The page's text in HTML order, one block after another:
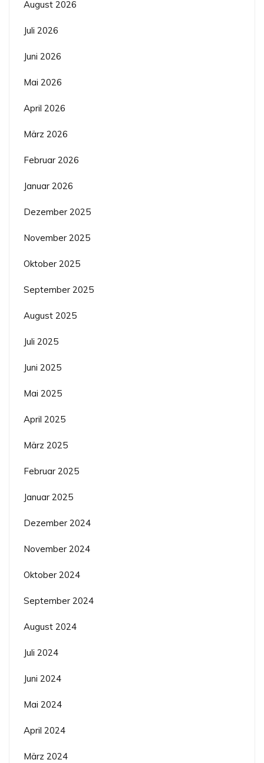
August 2026
Juli 2026
Juni 2026
Mai 2026
April 2026
März 2026
Februar 2026
Januar 2026
Dezember 2025
November 2025
Oktober 2025
September 2025
August 2025
Juli 2025
Juni 2025
Mai 2025
April 2025
März 2025
Februar 2025
Januar 2025
Dezember 2024
November 2024
Oktober 2024
September 2024
August 2024
Juli 2024
Juni 2024
Mai 2024
April 2024
März 2024